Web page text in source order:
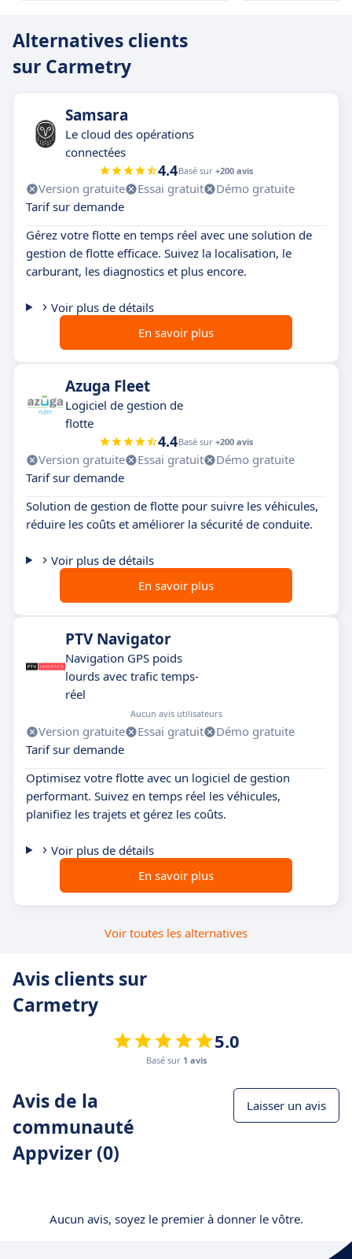
Alternatives clients
sur Carmetry
Samsara
Le cloud des opérations
connectées
4.4Basé sur +200 avis
Version gratuite Essai gratuit
Démo gratuite
Tarif sur demande
Gérez votre flotte en temps réel avec une solution de
gestion de flotte efficace. Suivez la localisation, le
carburant, les diagnostics et plus encore.
Voir plus de détails
En savoir plus
Azuga Fleet
Logiciel de gestion de
flotte
4.4Basé sur +200 avis
Version gratuite Essai gratuit
Démo gratuite
Tarif sur demande
Solution de gestion de flotte pour suivre les véhicules,
réduire les coûts et améliorer la sécurité de conduite.
Voir plus de détails
En savoir plus
PTV Navigator
Navigation GPS poids
lourds avec trafic temps-
réel
Aucun avis utilisateurs
Version gratuite Essai gratuit
Démo gratuite
Tarif sur demande
Optimisez votre flotte avec un logiciel de gestion
performant. Suivez en temps réel les véhicules,
planifiez les trajets et gérez les coûts.
Voir plus de détails
En savoir plus
Voir toutes les alternatives
Avis clients sur
Carmetry
5.0
Basé sur 1 avis
Avis de la
communauté
Appvizer (0)
Laisser un avis
Aucun avis, soyez le premier à donner le vôtre.